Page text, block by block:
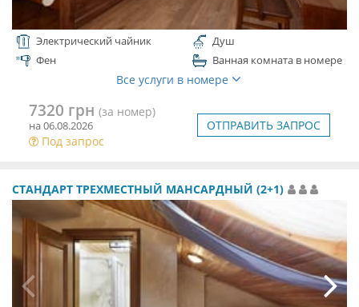
Электрический чайник
Душ
Фен
Ванная комната в номере
Все услуги в номере
7320 грн (за номер)
на 06.08.2026
Под запрос
ОТПРАВИТЬ ЗАПРОС
СТАНДАРТ ТРЕХМЕСТНЫЙ МАНСАРДНЫЙ (2+1)